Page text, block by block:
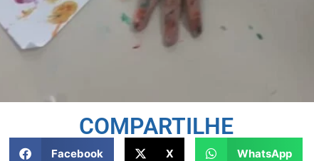
COMPARTILHE
Facebook X WhatsApp